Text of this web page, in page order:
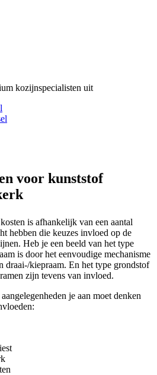
kozijnspecialisten uit
voor kunststof
is afhankelijk van een aantal
hebben die keuzes invloed op de
Heb je een beeld van het type
is door het eenvoudige mechanisme
draai-/kiepraam. En het type grondstof
zijn tevens van invloed.
je aan moet denken